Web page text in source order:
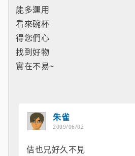
能多運用
看來碗杯
得您們心
找到好物
實在不易~
朱雀
2009/06/02
佶也兄好久不見